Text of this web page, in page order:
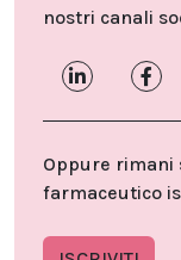
nostri canali
Oppure rimani
farmaceutico